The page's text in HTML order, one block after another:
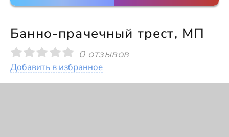
Банно-прачечный трест, МП
0 отзывов
Добавить в избранное